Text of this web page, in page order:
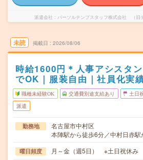
派遣会社 パーソルテンプスタッフ株式会社 （旧
未読 掲載日 2026/08/06
時給1600円＊人事アシスタ
でOK｜服装自由｜社員化実
職種未経験OK 交通費別途支給あり 土日
派遣
勤務地
名古屋市中村区
本陣駅から徒歩6分／中村日赤
曜日頻度 月～金（週5日） ※土日祝休み